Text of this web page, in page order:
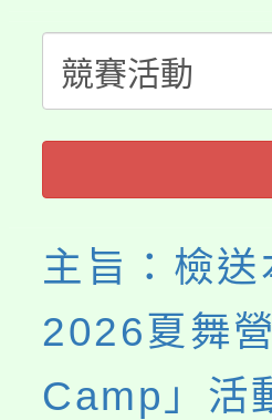
生本土語
公告本校
代理(課)
公告本校
代理(課)
轉知中國
《TA101
程，歡迎
心理、諮
系所師生
主旨：檢
2026夏舞
Camp」活